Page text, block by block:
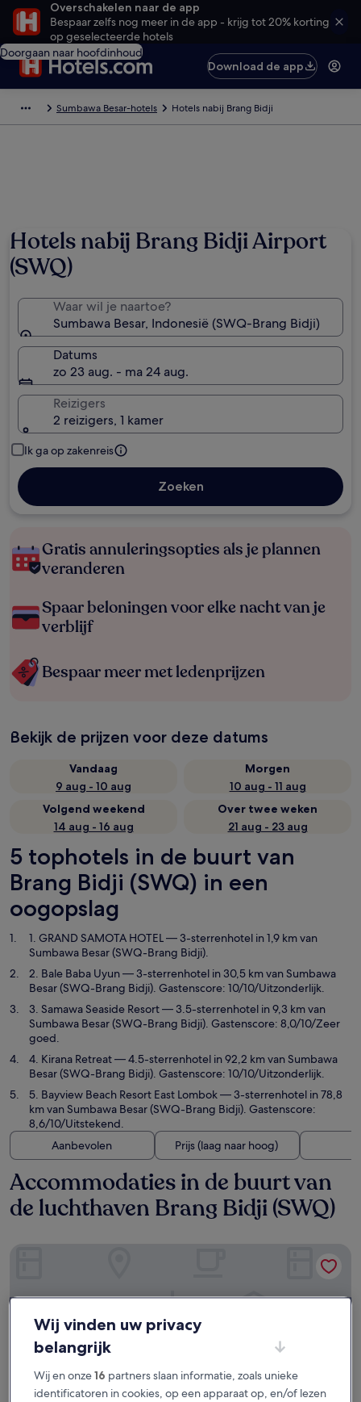
Overschakelen naar de app
Bespaar zelfs nog meer in de app - krijg tot 20% korting
op geselecteerde hotels
Doorgaan naar hoofdinhoud
Download de app
Sumbawa Besar-hotels Hotels nabij Brang Bidji
Hotels nabij Brang Bidji Airport
(SWQ)
Waar wil je naartoe?
Sumbawa Besar, Indonesië (SWQ-Brang Bidji)
Datums
zo 23 aug. - ma 24 aug.
Reizigers
2 reizigers, 1 kamer
Ik ga op zakenreis
Zoeken
Gratis annuleringsopties als je plannen
veranderen
Spaar beloningen voor elke nacht van je
verblijf
Bespaar meer met ledenprijzen
Bekijk de prijzen voor deze datums
Vandaag
9 aug - 10 aug
Morgen
10 aug - 11 aug
Volgend weekend
14 aug - 16 aug
Over twee weken
21 aug - 23 aug
5 tophotels in de buurt van
Brang Bidji (SWQ) in een
oogopslag
1. GRAND SAMOTA HOTEL— 3-sterrenhotel in 1,9 km van
Sumbawa Besar (SWQ-Brang Bidji).
2. Bale Baba Uyun— 3-sterrenhotel in 30,5 km van Sumbawa
Besar (SWQ-Brang Bidji). Gastenscore: 10/10/Uitzonderlijk.
3. Samawa Seaside Resort— 3.5-sterrenhotel in 9,3 km van
Sumbawa Besar (SWQ-Brang Bidji). Gastenscore: 8,0/10/Zeer
goed.
4. Kirana Retreat— 4.5-sterrenhotel in 92,2 km van Sumbawa
Besar (SWQ-Brang Bidji). Gastenscore: 10/10/Uitzonderlijk.
5. Bayview Beach Resort East Lombok— 3-sterrenhotel in 78,8
km van Sumbawa Besar (SWQ-Brang Bidji). Gastenscore:
8,6/10/Uitstekend.
Aanbevolen
Prijs (laag naar hoog)
Accommodaties in de buurt van
de luchthaven Brang Bidji (SWQ)
Wij vinden uw privacy
belangrijk
Wij en onze16 partners slaan informatie, zoals unieke
identificatoren in cookies, op een apparaat op, en/of lezen